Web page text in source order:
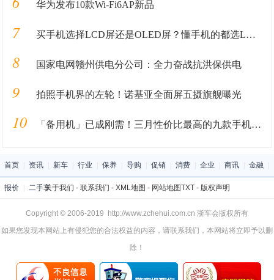
华为发布10款Wi-Fi6AP新品
7 买手机选择LCD屏还是OLED屏？懂手机的都选LCD，因为这3点
8 国家电网赣州供电分公司：全力奋战抗洪保供电
9 拍照手机界的左轮！诺基亚全面屏五摄旗舰曝光
10 「备用机」已成刚需！三月性价比最高的九款手机推荐
首页 资讯 新车 行业 保养 导购 促销 消费 企业 商讯 金融
报价 二手车关于我们 - 联系我们 - XML地图 - 网站地图TXT- 版权声明
Copyright © 2006-2019 http://www.zchehui.com.cn 浙车会版权所有
如果您发现本网站上有侵犯您的合法权益的内容，请联系我们，本网站将立即予以删
除！